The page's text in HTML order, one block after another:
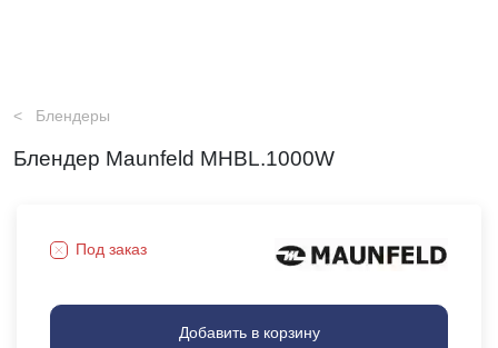
Блендеры
Блендер Maunfeld MHBL.1000W
Под заказ
Добавить в корзину